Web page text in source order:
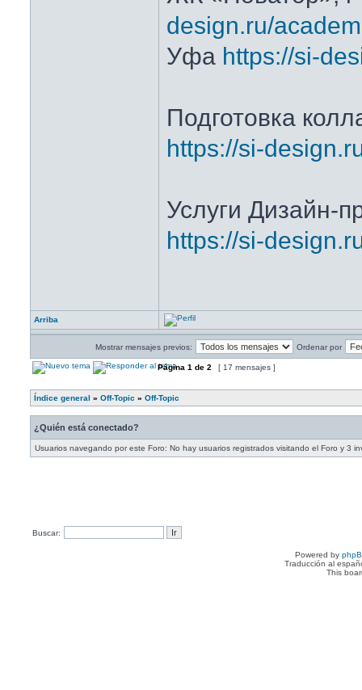
design.ru/
Уфа https://si-
Подготовка
https://si-
Услуги Дизайн-
https://si-
Arriba
Mostrar mensajes previos: Ordenar por
Página 1 de 2 [ 17 mensajes ]
Índice general » Off-Topic » Off-Topic
¿Quién está conectado?
Usuarios navegando por este Foro: No hay usuarios registrados visitando el Foro y 3
Buscar:
Powered by
Traducción al
This